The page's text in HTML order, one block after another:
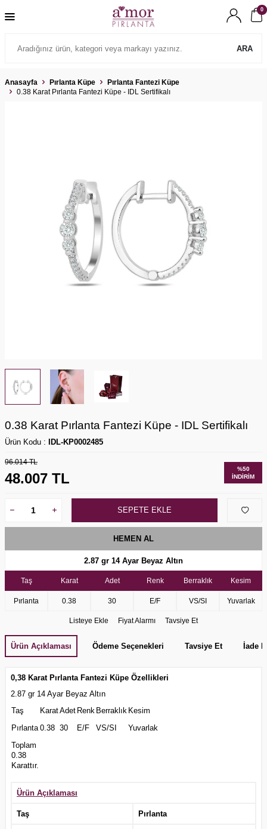
ARA
0
Anasayfa Pırlanta Küpe
Pırlanta Fantezi Küpe
0.38 Karat Pırlanta Fantezi Küpe - IDL Sertifikalı
0.38 Karat Pırlanta Fantezi Küpe - IDL Sertifikalı
Ürün Kodu : IDL-KP0002485
96.014TL
48.007 TL
%50
İNDIRIM
SEPETE EKLE
HEMEN AL
2.87 gr 14 Ayar Beyaz Altın
Taş
Pırlanta
Karat
0.38
Adet
30
Renk
E/F
Berraklık
VS/SI
Kesim
Yuvarlak
Listeye Ekle Fiyat Alarmı Tavsiye Et
Ürün Açıklaması Ödeme Seçenekleri Tavsiye Et İade
0,38 Karat Pırlanta Fantezi Küpe Özellikleri
2.87 gr 14 Ayar Beyaz Altın
Taş
KaratAdet Renk Berraklık Kesim
Pırlanta 0.38 30 E/F VS/SI
Yuvarlak
Toplam
0.38
Karattır.
Ürün Açıklaması
Taş Pırlanta